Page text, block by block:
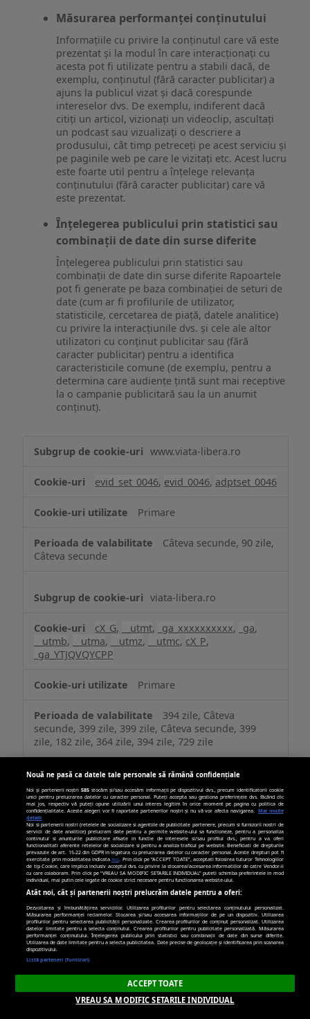
Măsurarea performanței conținutului
Informațiile cu privire la conținutul care vă este
prezentat și la modul în care interacționați cu
acesta pot fi utilizate pentru a stabili dacă, de
exemplu, conținutul (fără caracter publicitar) a
ajuns la publicul vizat și dacă corespunde
intereselor dvs. De exemplu, indiferent dacă
citiți un articol, vizionați un videoclip, ascultați
un podcast sau vizualizați o descriere a
produsului, cât timp petreceți pe acest serviciu și
pe paginile web pe care le vizitați etc. Acest lucru
este foarte util pentru a înțelege relevanța
conținutului (fără caracter publicitar) care vă
este prezentat.
Înțelegerea publicului prin statistici sau
combinații de date din surse diferite
Înțelegerea publicului prin statistici sau
combinații de date din surse diferite Rapoartele
pot fi generate pe baza combinației de seturi de
date (cum ar fi profilurile de utilizator,
statisticile, cercetarea de piață, datele analitice)
cu privire la interacțiunile dvs. și cele ale altor
utilizatori cu conținut publicitar sau (fără
caracter publicitar) pentru a identifica
caracteristicile comune (de exemplu, pentru a
determina care audiențe țintă sunt mai receptive
la o campanie publicitară sau la un anumit
conținut).
www.viata-libera.ro
evid_set_0046, evid_0046, adptset_0046
Primare
Câteva secunde, 90 zile,
Câteva secunde
viata-libera.ro
cX_G, __utmt, _ga_xxxxxxxxxx, _ga,
__utmb, __utma, __utmz, __utmc, cX_P,
_ga_YTJQVQYCPP
Primare
394 zile, Câteva
secunde, 399 zile, 399 zile, Câteva secunde, 399
zile, 182 zile, 364 zile, 394 zile, 729 zile
evid_0046
Terț
540 zile
trafic.ro
trafic_bctrack, trafic_ranking
Terț
365 zile, 365 zile
Nouă ne pasă ca datele tale personale să rămână confidențiale
Noi și partenerii noștri585 stocăm și/sau accesăm informații pe dispozitivul dvs., precum identificatorii cookie
unici pentru prelucrarea datelor cu caracter personal. Puteți accepta sau gestiona preferințele dvs. făcând clic
mai jos, respectiv vă puteți opune utilizării unui interes legitim în orice moment pe pagina cu politica de
confidențialitate. Aceste alegeri vor fi raportate partenerilor noștri și nu vă vor afecta navigarea.
Mai multe
detalii
Noi si partenerii nostri (retelele de socializare si agentiile de publicitate partenere, precum si furnizorii nostri de
servicii de date analitice) prelucram date pentru a permite website-ului sa functioneze, pentru a personaliza
continutul si anunturile publicitare afisate in functie de interesele si/sau profilul dvs., pentru a va oferi
functionalitati aferente retelelor de socializare si pentru a analiza traficul pe website. Beneficiati de drepturile
prevazute de art. 15-22 din GDPR in legatura cu prelucrarea datelor cu caracter personal. Aceste drepturi pot fi
exercitate prin modalitatea indicataaici . Prin click pe “ACCEPT TOATE”, acceptati folosirea tuturor Tehnologiilor
de tip Cookie, care implica inclusiv acceptul dvs. cu privire la stocarea/accesarea informatiilor de catre Vendor-ii
cu care colaboram. Prin click pe “VREAU SA MODIFIC SETARILE INDIVIDUAL” puteti schimba preferintele in mod
individual, mai putin cele legate de cookie strict necesare pentru functionarea website-ului.
Atât noi, cât și partenerii noștri prelucrăm datele pentru a oferi:
Dezvoltarea și îmbunătățirea serviciilor. Utilizarea profilurilor pentru selectarea conținutului personalizat.
Măsurarea performanței reclamelor. Stocarea și/sau accesarea informațiilor de pe un dispozitiv. Utilizarea
profilurilor pentru selectarea publicității personalizate. Crearea profilurilor de conținut personalizat. Utilizarea
datelor limitate pentru a selecta conținutul. Crearea profilurilor pentru publicitate personalizată. Măsurarea
performanței conținutului. Înțelegerea publicului prin statistici sau combinații de date din surse diferite.
Utilizarea de date limitate pentru a selecta publicitatea. Date precise de geolocație și identificarea prin scanarea
dispozitivului.
Listă parteneri (furnizori)
ACCEPT TOATE
VREAU SA MODIFIC SETARILE INDIVIDUAL